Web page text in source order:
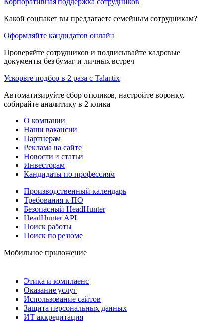
Какой соцпакет вы предлагаете семейным сотрудникам?
Оформляйте кандидатов онлайн
Проверяйте сотрудников и подписывайте кадровые
документы без бумаг и личных встреч
Ускорьте подбор в 2 раза с Talantix
Автоматизируйте сбор откликов, настройте воронку,
собирайте аналитику в 2 клика
О компании
Наши вакансии
Партнерам
Реклама на сайте
Новости и статьи
Инвесторам
Кандидаты по профессиям
Производственный календарь
Требования к ПО
Безопасный HeadHunter
HeadHunter API
Поиск работы
Поиск по резюме
Мобильное приложение
Этика и комплаенс
Оказание услуг
Использование сайтов
Защита персональных данных
ИТ аккредитация